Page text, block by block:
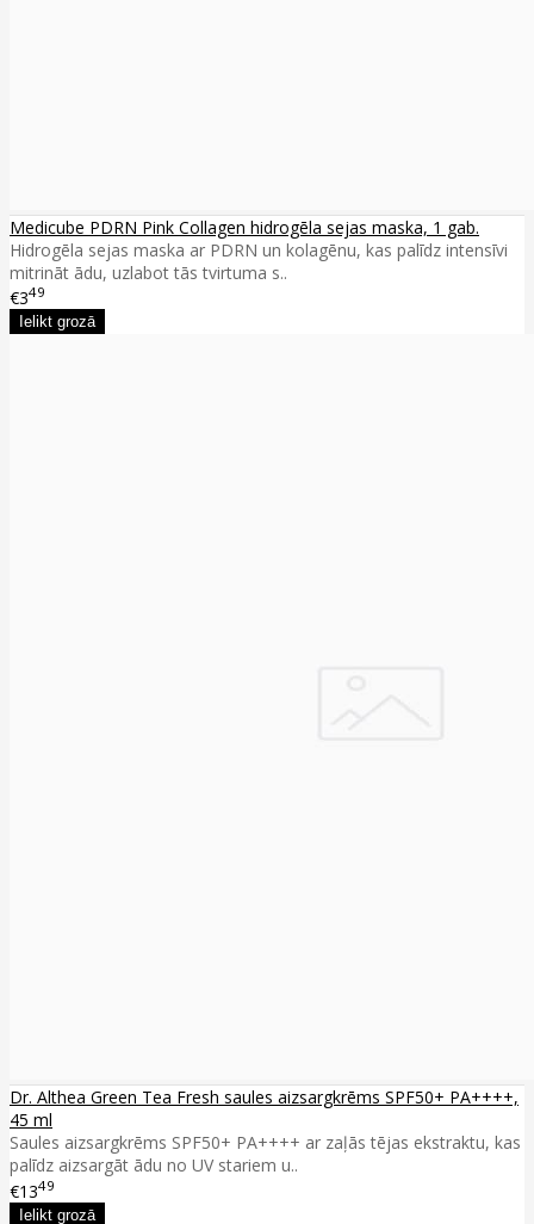
Medicube PDRN Pink Collagen hidrogēla sejas maska, 1 gab.
Hidrogēla sejas maska ar PDRN un kolagēnu, kas palīdz intensīvi
mitrināt ādu, uzlabot tās tvirtuma s..
€349
Dr. Althea Green Tea Fresh saules aizsargkrēms SPF50+ PA++++,
45 ml
Saules aizsargkrēms SPF50+ PA++++ ar zaļās tējas ekstraktu, kas
palīdz aizsargāt ādu no UV stariem u..
€1349